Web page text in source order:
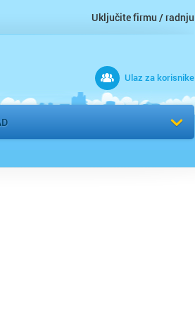
Uključite firmu / radnju
Ulaz za korisnike